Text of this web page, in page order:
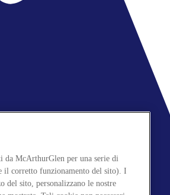
da McArthurGlen per una serie di
il corretto funzionamento del sito). I
del sito, personalizzano le nostre